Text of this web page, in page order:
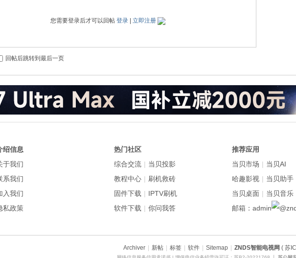
您需要登录后才可以回帖 登录 立即注册
回帖后跳转到最后一页
推荐应用
当贝市场 | 当贝AI
哈趣影视 | 当贝助手
当贝桌面 | 当贝音乐
邮箱：admin
热门社区
综合交流 | 当贝投影
教程中心 | 刷机救砖
固件下载 | IPTV刷机
软件下载 | 你问我答
绍信息
于我们
系我们
入我们
私政策
Archiver 新帖 标签 软件 Sitemap ZNDS智能电视网 ( 苏